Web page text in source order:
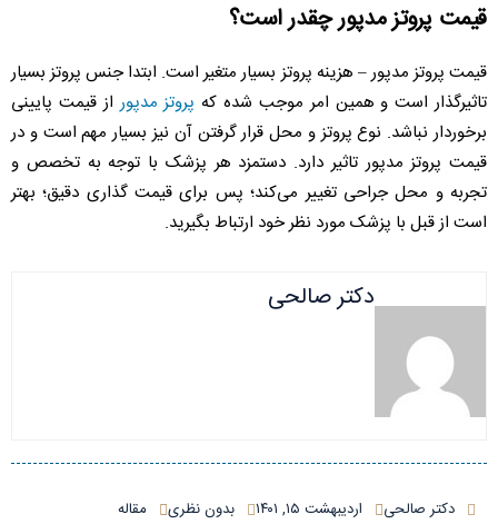
قیمت پروتز مدپور چقدر است؟
قیمت پروتز مدپور – هزینه پروتز بسیار متغیر است. ابتدا جنس پروتز بسیار
تاثیرگذار است و همین امر موجب شده که پروتز مدپوراز قیمت پایینی
برخوردار نباشد. نوع پروتز و محل قرار گرفتن آن نیز بسیار مهم است و در
قیمت پروتز مدپور تاثیر دارد. دستمزد هر پزشک با توجه به تخصص و
تجربه و محل جراحی تغییر می‌کند؛ پس برای قیمت‌ گذاری دقیق؛ بهتر
است از قبل با پزشک مورد نظر خود ارتباط بگیرید.
دکتر صالحی
دکتر صالحی اردیبهشت ۱۵, ۱۴۰۱ بدون نظری مقاله